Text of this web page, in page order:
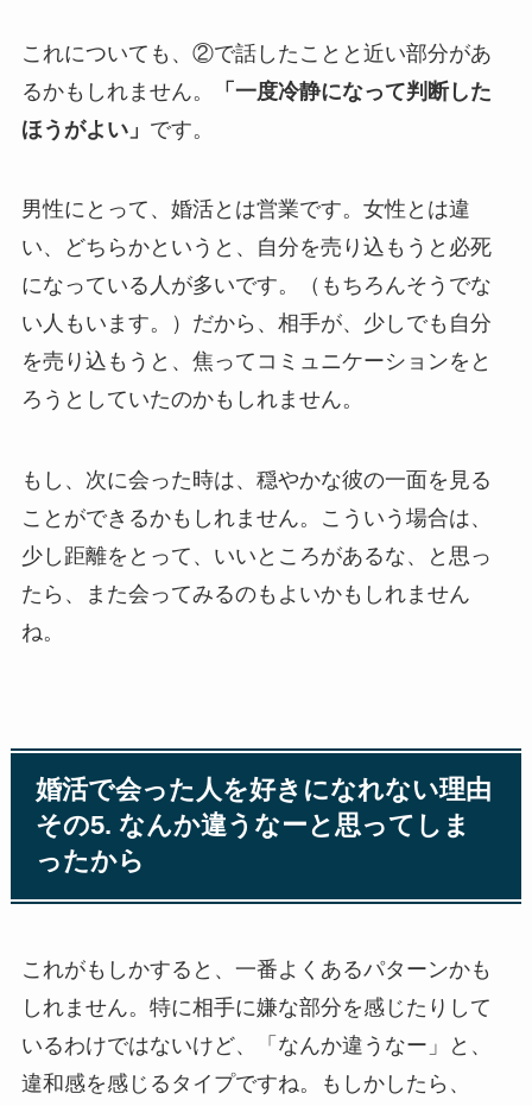
これについても、②で話したことと近い部分があ
るかもしれません。
「一度冷静になって判断した
ほうがよい」 です。
男性にとって、婚活とは営業です。女性とは違
い、どちらかというと、自分を売り込もうと必死
になっている人が多いです。（もちろんそうでな
い人もいます。）だから、相手が、少しでも自分
を売り込もうと、焦ってコミュニケーションをと
ろうとしていたのかもしれません。
もし、次に会った時は、穏やかな彼の一面を見る
ことができるかもしれません。こういう場合は、
少し距離をとって、いいところがあるな、と思っ
たら、また会ってみるのもよいかもしれません
ね。
婚活で会った人を好きになれない理由
その5. なんか違うなーと思ってしま
ったから
これがもしかすると、一番よくあるパターンかも
しれません。特に相手に嫌な部分を感じたりして
いるわけではないけど、「なんか違うなー」と、
違和感を感じるタイプですね。もしかしたら、